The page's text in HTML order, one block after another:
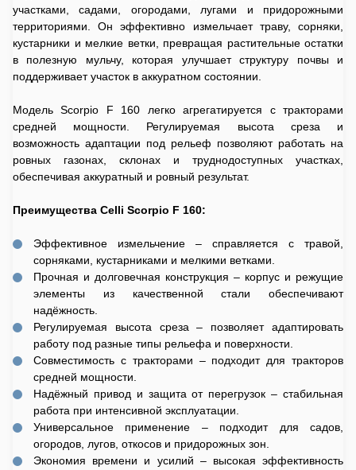
участками, садами, огородами, лугами и придорожными
территориями. Он эффективно измельчает траву, сорняки,
кустарники и мелкие ветки, превращая растительные остатки
в полезную мульчу, которая улучшает структуру почвы и
поддерживает участок в аккуратном состоянии.
Модель Scorpio F 160 легко агрегатируется с тракторами
средней мощности. Регулируемая высота среза и
возможность адаптации под рельеф позволяют работать на
ровных газонах, склонах и труднодоступных участках,
обеспечивая аккуратный и ровный результат.
Преимущества Celli Scorpio F 160:
Эффективное измельчение – справляется с травой,
сорняками, кустарниками и мелкими ветками.
Прочная и долговечная конструкция – корпус и режущие
элементы из качественной стали обеспечивают
надёжность.
Регулируемая высота среза – позволяет адаптировать
работу под разные типы рельефа и поверхности.
Совместимость с тракторами – подходит для тракторов
средней мощности.
Надёжный привод и защита от перегрузок – стабильная
работа при интенсивной эксплуатации.
Универсальное применение – подходит для садов,
огородов, лугов, откосов и придорожных зон.
Экономия времени и усилий – высокая эффективность